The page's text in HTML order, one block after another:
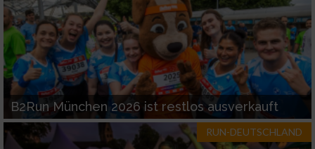
B2Run München 2026 ist restlos ausverkauft
RUN-DEUTSCHLAND